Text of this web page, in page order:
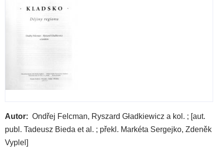
Autor
Ondřej Felcman, Ryszard Gładkiewicz a kol. ; [aut.
publ. Tadeusz Bieda et al. ; překl. Markéta Sergejko, Zdeněk
Vyplel]